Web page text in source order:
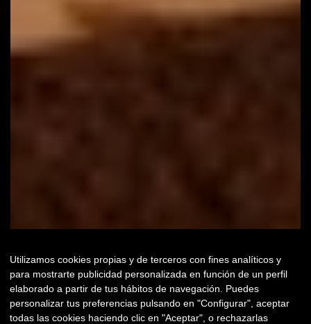
Utilizamos cookies propias y de terceros con fines analíticos y
para mostrarte publicidad personalizada en función de un perfil
elaborado a partir de tus hábitos de navegación. Puedes
personalizar tus preferencias pulsando en "Configurar", aceptar
todas las cookies haciendo clic en "Aceptar", o rechazarlas